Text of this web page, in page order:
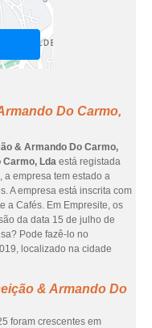
Do Carmo,
& Armando Do Carmo,
Carmo, Lda está registada
a empresa tem estado a
A empresa está inscrita com
a Cafés. Em Empresite, os
da data 15 de julho de
Pode fazê-lo no
localizado na cidade
& Armando Do
foram crescentes em